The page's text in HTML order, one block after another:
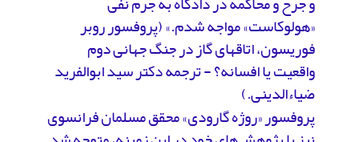
«هولوکاست» مواجه شدم.» (پروفسور روبر
فوریسون، اتاق­های گاز در جنگ جهانی دوم
واقعیت یا افسانه؟ - ترجمه دکتر سید ابوالفرید
ضیاء­الدینی.)
پروفسور «روژه گارودی» محقق مسلمان فرانسوی